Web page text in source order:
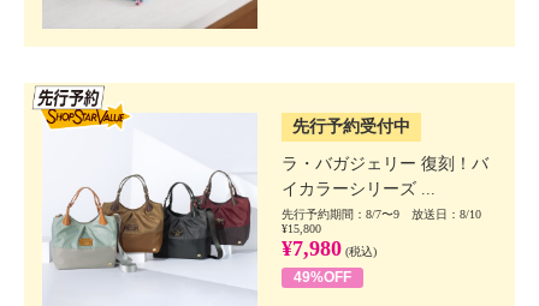
先行予約受付中
ラ・バガジェリー 復刻！バ
イカラーシリーズ ...
先行予約期間：8/7〜9 放送日：8/10
¥15,800
¥7,980 (税込)
49%OFF